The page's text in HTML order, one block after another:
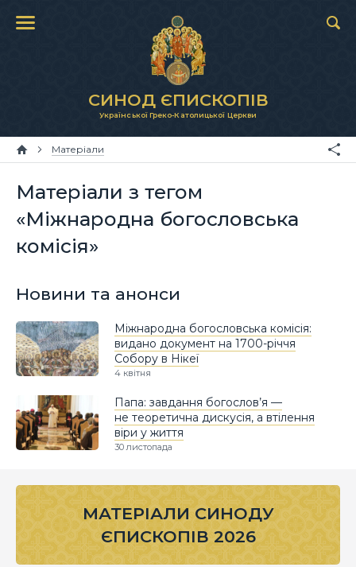
СИНОД ЄПИСКОПІВ
Української Греко-Католицької Церкви
Матеріали
Матеріали з тегом
«Міжнародна богословська
комісія»
Новини та анонси
Міжнародна богословська комісія:
видано документ на 1700-річчя
Собору в Нікеї
4 квітня
Папа: завдання богослов’я —
не теоретична дискусія, а втілення
віри у життя
30 листопада
МАТЕРІАЛИ СИНОДУ
ЄПИСКОПІВ 2026